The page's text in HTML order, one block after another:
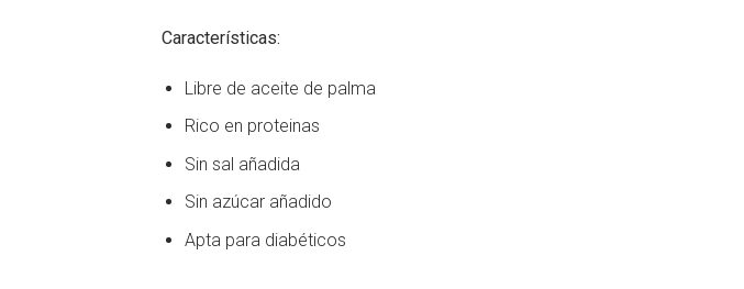
Características:
Libre de aceite de palma
Rico en proteinas
Sin sal añadida
Sin azúcar añadido
Apta para diabéticos